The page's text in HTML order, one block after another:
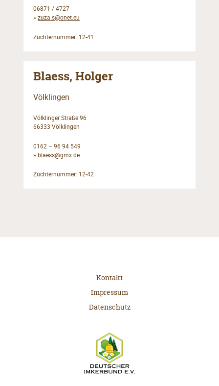
06871 / 4727
» zuza.s@onet.eu
Züchternummer: 12-41
Blaess, Holger
Völklingen
Völklinger Straße 96
66333 Völklingen
0162 – 96 94 549
» blaess@gmx.de
Züchternummer: 12-42
Kontakt
Impressum
Datenschutz